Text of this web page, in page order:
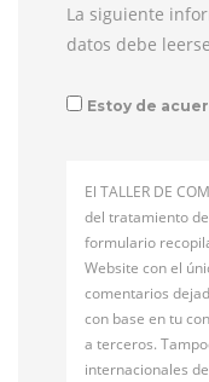
La siguiente
datos debe
Estoy de
El TALLER DE
del tratamiento
formulario
Website con el
comentarios
con base en tu
a terceros.
internacionales